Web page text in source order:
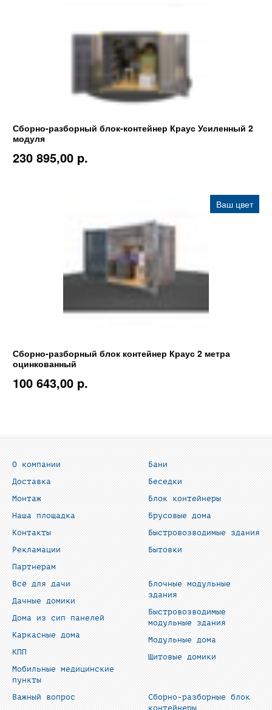
Сборно-разборный блок-контейнер Краус Усиленный 2
модуля
230 895,00 p.
Ваш цвет
Сборно-разборный блок контейнер Краус 2 метра
оцинкованный
100 643,00 p.
О компании
Доставка
Монтаж
Наша площадка
Контакты
Рекламации
Партнерам
Бани
Беседки
Блок контейнеры
Брусовые дома
Быстровозводимые здания
Бытовки
Всё для дачи
Дачные домики
Дома из сип панелей
Каркасные дома
КПП
Мобильные медицинские
пункты
Блочные модульные
здания
Быстровозводимые
модульные здания
Модульные дома
Щитовые домики
Важный вопрос
Сборно-разборные блок
контейнеры